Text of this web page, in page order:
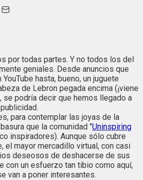
por todas partes. Y no todos los del
geniales. Desde anuncios que
hasta, bueno, un juguete
de Lebron pegada encima (¡viene
podría decir que hemos llegado a
para contemplar las joyas de la
que la comunidad "Uninspiring
inspiradores). Aunque sólo cubre
el mayor mercadillo virtual, con casi
deseosos de deshacerse de sus
con un esfuerzo tan tibio como aquí,
van a poner interesantes.